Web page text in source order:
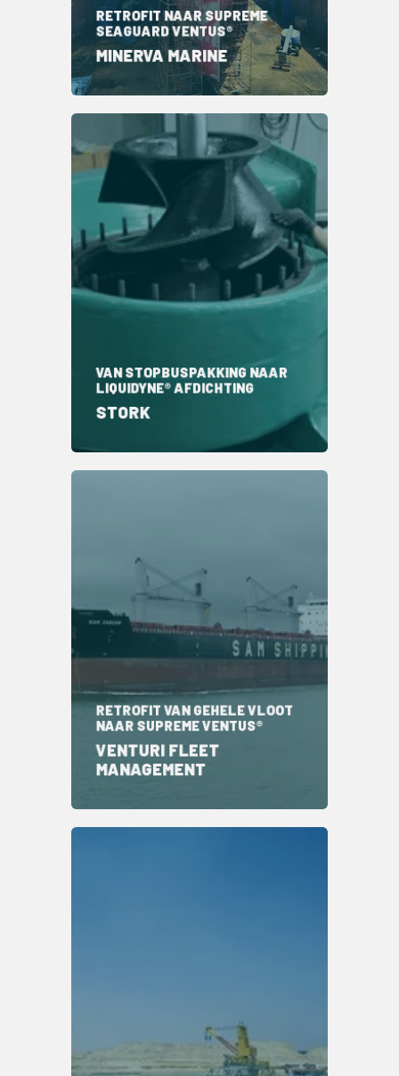
RETROFIT NAAR SUPREME
SEAGUARD VENTUS®
MINERVA MARINE
VAN STOPBUSPAKKING NAAR
LIQUIDYNE® AFDICHTING
STORK
RETROFIT VAN GEHELE VLOOT
NAAR SUPREME VENTUS®
VENTURI FLEET
MANAGEMENT